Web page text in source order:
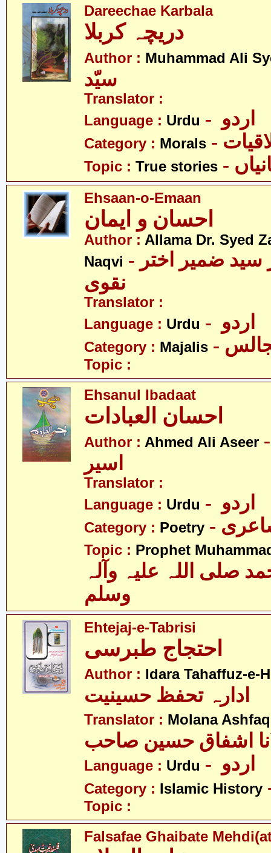
Dareechae Karbala
Author : Muhammad Ali
سیّد
Translator :
Language : Urdu
Category : Morals
Topic : True stories
Ehsaan-o-Emaan
Author : Allama Dr. Syed
Naqvi - علامہ ڈاکٹر سید ضمیر اختر
نقوی
Translator :
Language : Urdu
Category : Majalis
Topic :
Ehsanul Ibadaat
Author : Ahmed Ali Aseer
Translator :
Language : Urdu
Category : Poetry
Topic : Prophet
صلی اللہ علیہ وآلہ
وسلم
Ehtejaj-e-Tabrisi
احتجاج طبرسی
Author : Idara Tahaffuz-e-
Translator : Molana
اشفاق حسین صاحب
Language : Urdu
Category : Islamic History
Topic :
Falsafae Ghaibate